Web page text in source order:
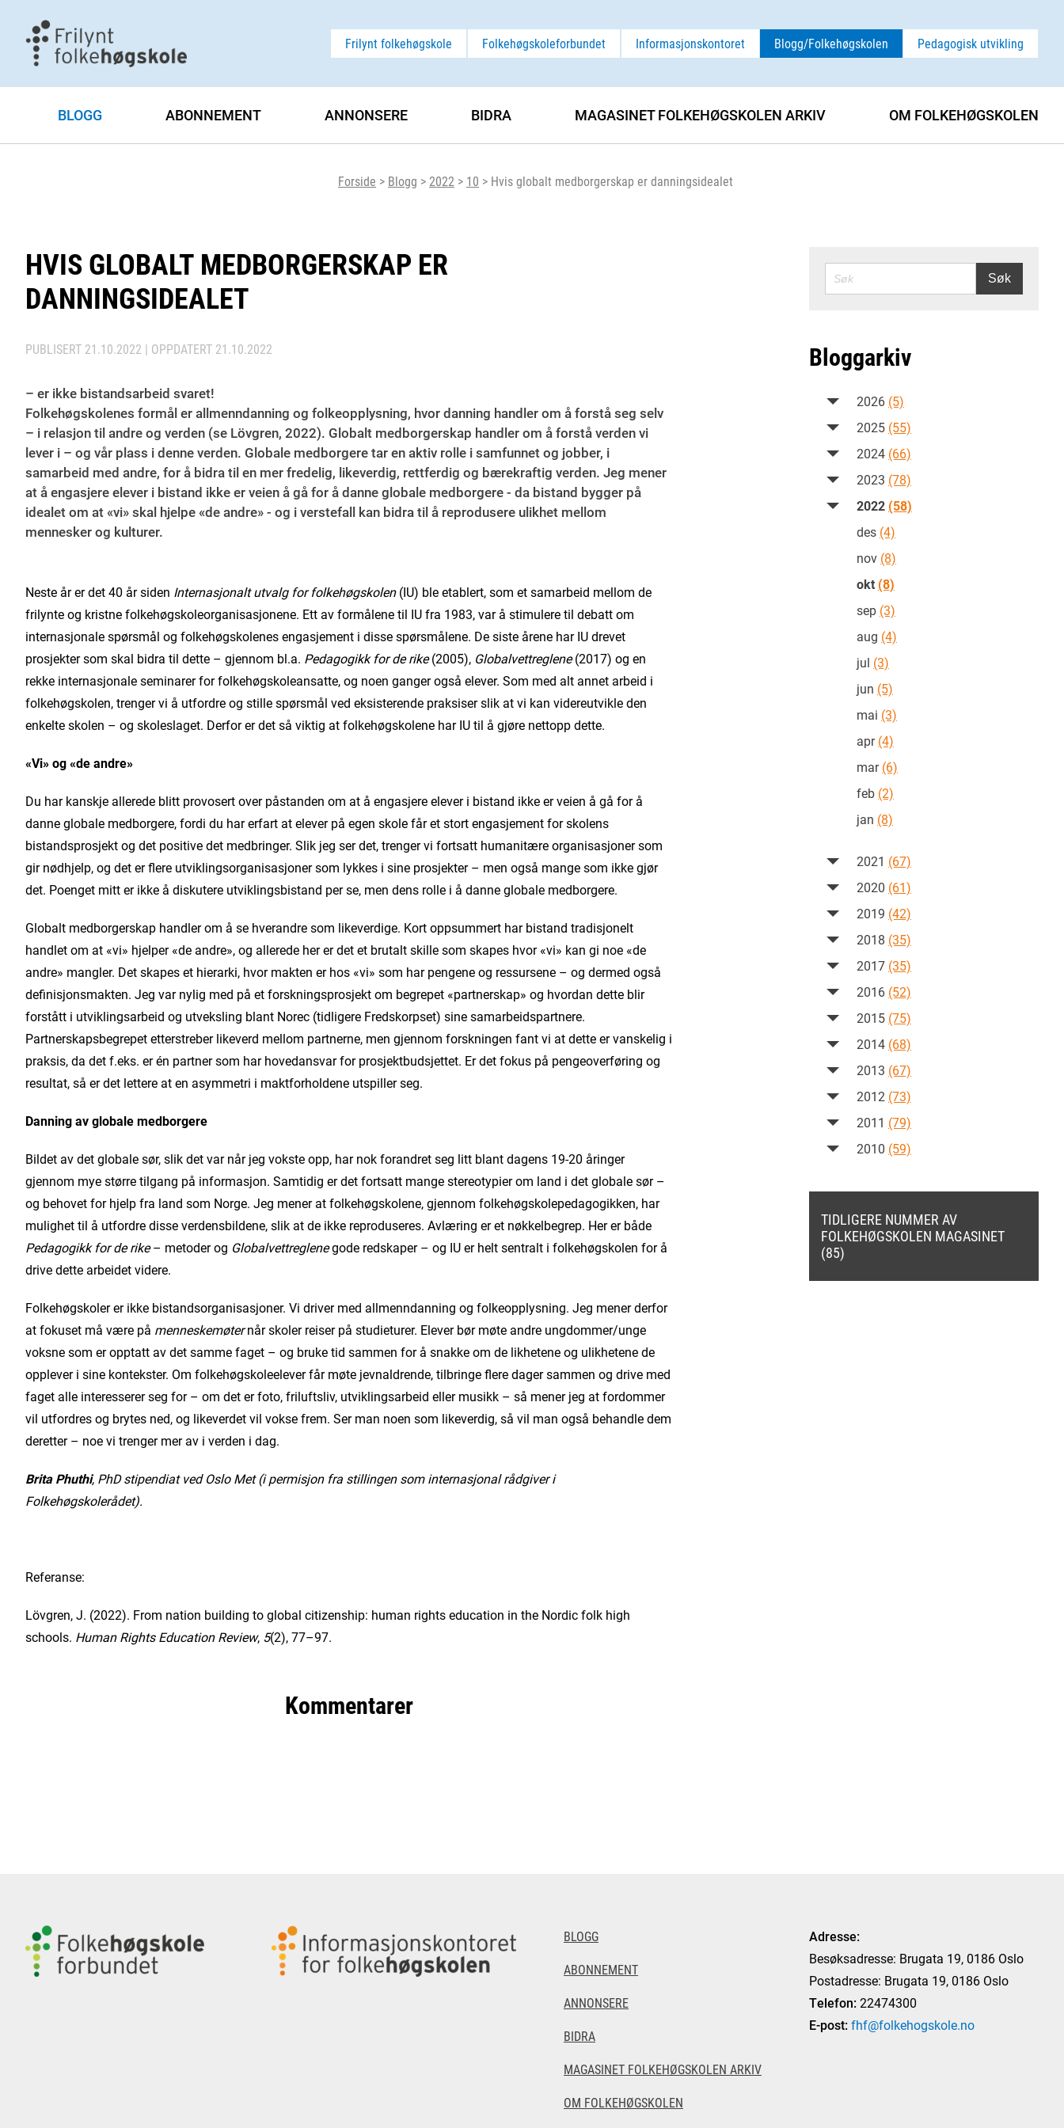
Frilynt folkehøgskole Folkehøgskoleforbundet Informasjonskontoret Blogg/Folkehøgskolen Pedagogisk utvikling
Forside > Blogg > 2022 > 10 > Hvis globalt medborgerskap er danningsidealet
BLOGG ABONNEMENT ANNONSERE BIDRA MAGASINET FOLKEHØGSKOLEN ARKIV OM FOLKEHØGSKOLEN
HVIS GLOBALT MEDBORGERSKAP ER
DANNINGSIDEALET
PUBLISERT 21.10.2022 | OPPDATERT 21.10.2022
– er ikke bistandsarbeid svaret!
Folkehøgskolenes formål er allmenndanning og folkeopplysning, hvor danning handler om å forstå seg selv
– i relasjon til andre og verden (se Lövgren, 2022). Globalt medborgerskap handler om å forstå verden vi
lever i – og vår plass i denne verden. Globale medborgere tar en aktiv rolle i samfunnet og jobber, i
samarbeid med andre, for å bidra til en mer fredelig, likeverdig, rettferdig og bærekraftig verden. Jeg mener
at å engasjere elever i bistand ikke er veien å gå for å danne globale medborgere - da bistand bygger på
idealet om at «vi» skal hjelpe «de andre» - og i verstefall kan bidra til å reprodusere ulikhet mellom
mennesker og kulturer.
Neste år er det 40 år siden Internasjonalt utvalg for folkehøgskolen(IU) ble etablert, som et samarbeid mellom de
frilynte og kristne folkehøgskoleorganisasjonene. Ett av formålene til IU fra 1983, var å stimulere til debatt om
internasjonale spørsmål og folkehøgskolenes engasjement i disse spørsmålene. De siste årene har IU drevet
prosjekter som skal bidra til dette – gjennom bl.a. Pedagogikk for de rike(2005), Globalvettreglene(2017) og en
rekke internasjonale seminarer for folkehøgskoleansatte, og noen ganger også elever. Som med alt annet arbeid i
folkehøgskolen, trenger vi å utfordre og stille spørsmål ved eksisterende praksiser slik at vi kan videreutvikle den
enkelte skolen – og skoleslaget. Derfor er det så viktig at folkehøgskolene har IU til å gjøre nettopp dette.
«Vi» og «de andre»
Du har kanskje allerede blitt provosert over påstanden om at å engasjere elever i bistand ikke er veien å gå for å
danne globale medborgere, fordi du har erfart at elever på egen skole får et stort engasjement for skolens
bistandsprosjekt og det positive det medbringer. Slik jeg ser det, trenger vi fortsatt humanitære organisasjoner som
gir nødhjelp, og det er flere utviklingsorganisasjoner som lykkes i sine prosjekter – men også mange som ikke gjør
det. Poenget mitt er ikke å diskutere utviklingsbistand per se, men dens rolle i å danne globale medborgere.
Globalt medborgerskap handler om å se hverandre som likeverdige. Kort oppsummert har bistand tradisjonelt
handlet om at «vi» hjelper «de andre», og allerede her er det et brutalt skille som skapes hvor «vi» kan gi noe «de
andre» mangler. Det skapes et hierarki, hvor makten er hos «vi» som har pengene og ressursene – og dermed også
definisjonsmakten. Jeg var nylig med på et forskningsprosjekt om begrepet «partnerskap» og hvordan dette blir
forstått i utviklingsarbeid og utveksling blant Norec (tidligere Fredskorpset) sine samarbeidspartnere.
Partnerskapsbegrepet etterstreber likeverd mellom partnerne, men gjennom forskningen fant vi at dette er vanskelig i
praksis, da det f.eks. er én partner som har hovedansvar for prosjektbudsjettet. Er det fokus på pengeoverføring og
resultat, så er det lettere at en asymmetri i maktforholdene utspiller seg.
Danning av globale medborgere
Bildet av det globale sør, slik det var når jeg vokste opp, har nok forandret seg litt blant dagens 19-20 åringer
gjennom mye større tilgang på informasjon. Samtidig er det fortsatt mange stereotypier om land i det globale sør –
og behovet for hjelp fra land som Norge. Jeg mener at folkehøgskolene, gjennom folkehøgskolepedagogikken, har
mulighet til å utfordre disse verdensbildene, slik at de ikke reproduseres. Avlæring er et nøkkelbegrep. Her er både
Pedagogikk for de rike– metoder og Globalvettreglenegode redskaper – og IU er helt sentralt i folkehøgskolen for å
drive dette arbeidet videre.
Folkehøgskoler er ikke bistandsorganisasjoner. Vi driver med allmenndanning og folkeopplysning. Jeg mener derfor
at fokuset må være på menneskemøternår skoler reiser på studieturer. Elever bør møte andre ungdommer/unge
voksne som er opptatt av det samme faget – og bruke tid sammen for å snakke om de likhetene og ulikhetene de
opplever i sine kontekster. Om folkehøgskoleelever får møte jevnaldrende, tilbringe flere dager sammen og drive med
faget alle interesserer seg for – om det er foto, friluftsliv, utviklingsarbeid eller musikk – så mener jeg at fordommer
vil utfordres og brytes ned, og likeverdet vil vokse frem. Ser man noen som likeverdig, så vil man også behandle dem
deretter – noe vi trenger mer av i verden i dag.
Brita Phuthi, PhD stipendiat ved Oslo Met (i permisjon fra stillingen som internasjonal rådgiver i
Folkehøgskolerådet).
Referanse:
Lövgren, J. (2022). From nation building to global citizenship: human rights education in the Nordic folk high
schools. Human Rights Education Review, 5(2), 77–97.
Kommentarer
SØK Søk
Bloggarkiv
2026 (5)
2025 (55)
2024 (66)
2023 (78)
2022 (58)
des (4)
nov (8)
okt (8)
sep (3)
aug (4)
jul (3)
jun (5)
mai (3)
apr(4)
mar(6)
feb (2)
jan (8)
2021 (67)
2020 (61)
2019 (42)
2018 (35)
2017 (35)
2016 (52)
2015 (75)
2014 (68)
2013 (67)
2012 (73)
2011 (79)
2010 (59)
TIDLIGERE NUMMER AV
FOLKEHØGSKOLEN MAGASINET
(85)
BLOGG
ABONNEMENT
ANNONSERE
BIDRA
MAGASINET FOLKEHØGSKOLEN ARKIV
OM FOLKEHØGSKOLEN
Adresse:
Besøksadresse: Brugata 19, 0186 Oslo
Postadresse: Brugata 19, 0186 Oslo
Telefon: 22474300
E-post: fhf@folkehogskole.no